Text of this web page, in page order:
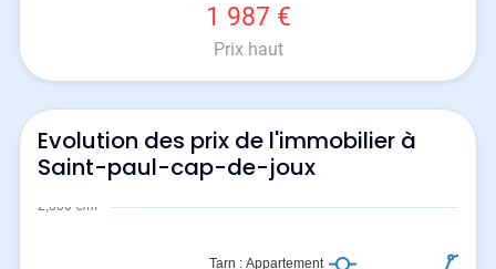
1 987 €
Prix haut
Evolution des prix de l'immobilier à
Saint-paul-cap-de-joux